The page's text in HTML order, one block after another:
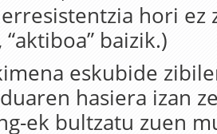
hori ez
“aktiboa” baizik.)
eskubide
hasiera izan
ek bultzatu zuen